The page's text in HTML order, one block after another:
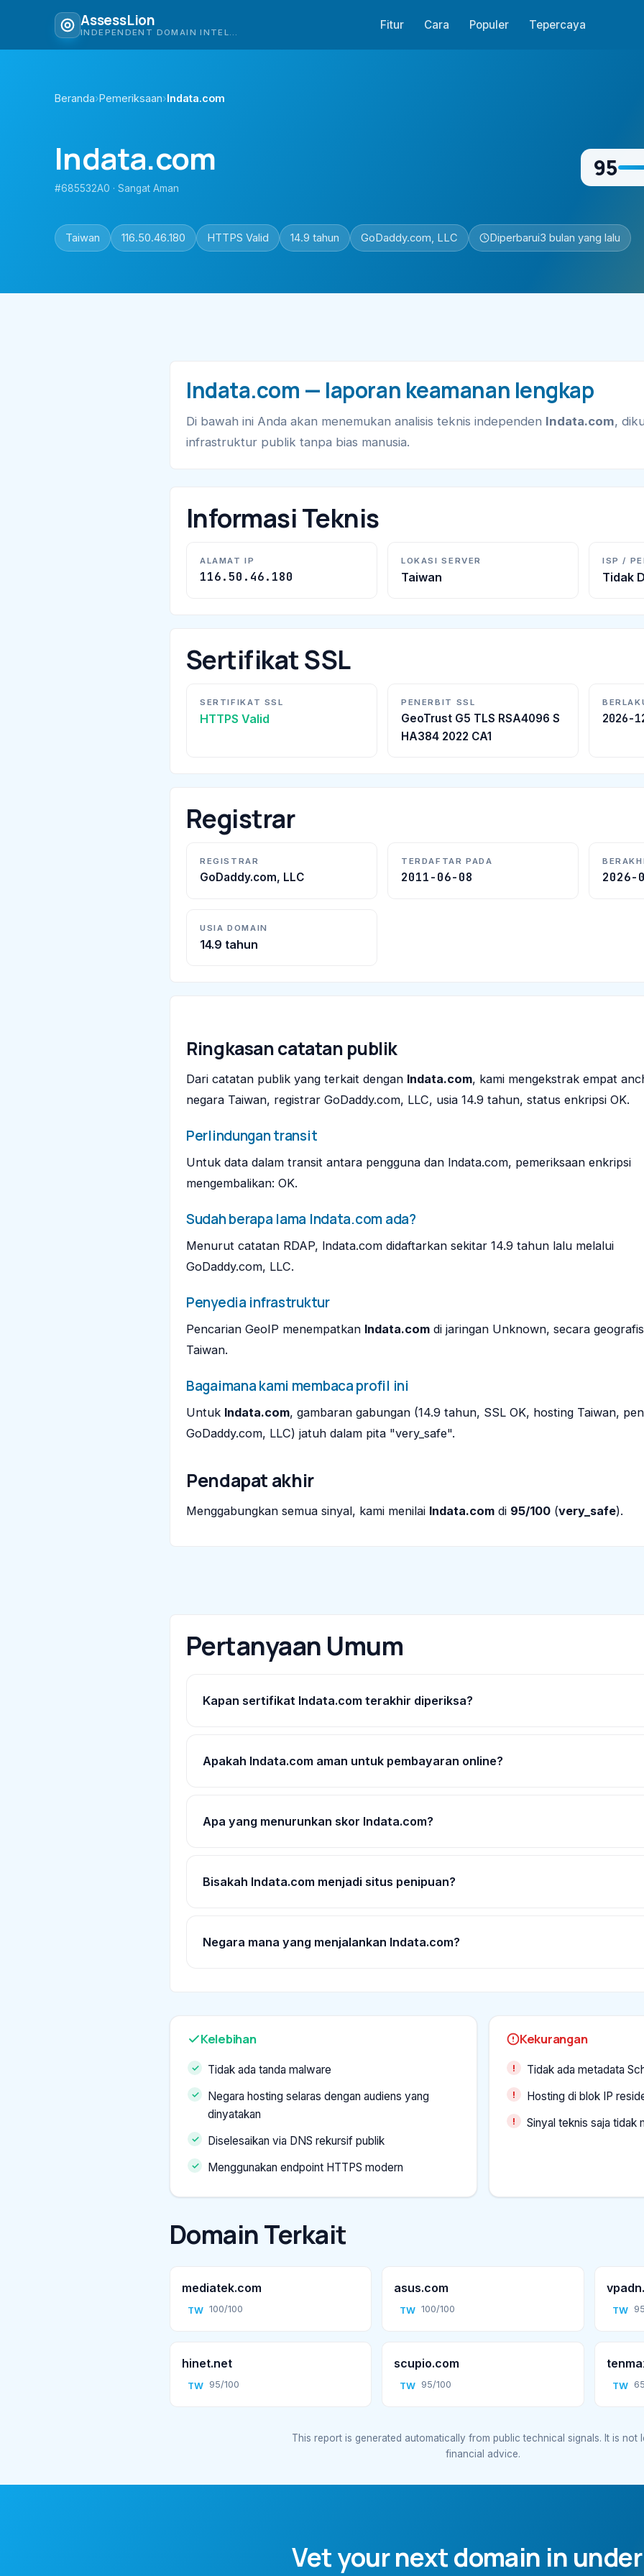
AssessLion Fitur Cara Populer Tepercaya
Beranda›Pemeriksaan›lndata.com
lndata.com
#685532A0 · Sangat Aman
95
Taiwan 116.50.46.180 HTTPS Valid 14.9 tahun GoDaddy.com, LLC Diperbarui3 bulan yang lalu
lndata.com — laporan keamanan lengkap
Di bawah ini Anda akan menemukan analisis teknis independen lndata.com,
infrastruktur publik tanpa bias manusia.
Informasi Teknis
ALAMAT IP
116.50.46.180
LOKASI SERVER
Taiwan
ISP /
Tidak
Sertifikat SSL
SERTIFIKAT SSL
HTTPS Valid
PENERBIT SSL
GeoTrust G5 TLS RSA4096 S
HA384 2022 CA1
2026-
Registrar
REGISTRAR
GoDaddy.com, LLC
TERDAFTAR PADA
2011-06-08 2026-
USIA DOMAIN
14.9 tahun
Ringkasan catatan publik
Dari catatan publik yang terkait dengan lndata.com, kami mengekstrak empat
negara Taiwan, registrar GoDaddy.com, LLC, usia 14.9 tahun, status enkripsi OK.
Perlindungan transit
Untuk data dalam transit antara pengguna dan lndata.com, pemeriksaan enkripsi
mengembalikan: OK.
Sudah berapa lama lndata.com ada?
Menurut catatan RDAP, lndata.com didaftarkan sekitar 14.9 tahun lalu melalui
GoDaddy.com, LLC.
Penyedia infrastruktur
Pencarian GeoIP menempatkan lndata.com di jaringan Unknown, secara
Taiwan.
Bagaimana kami membaca profil ini
Untuk lndata.com, gambaran gabungan (14.9 tahun, SSL OK, hosting Taiwan,
GoDaddy.com, LLC) jatuh dalam pita "very_safe".
Pendapat akhir
Menggabungkan semua sinyal, kami menilai lndata.com di 95/100 (very_safe).
Pertanyaan Umum
Kapan sertifikat lndata.com terakhir diperiksa?
Apakah lndata.com aman untuk pembayaran online?
Apa yang menurunkan skor lndata.com?
Bisakah lndata.com menjadi situs penipuan?
Negara mana yang menjalankan lndata.com?
Kelebihan
Tidak ada tanda malware
Negara hosting selaras dengan audiens yang
dinyatakan
Diselesaikan via DNS rekursif publik
Menggunakan endpoint HTTPS modern
Kekurangan
Tidak ada metadata
Hosting di blok IP
Sinyal teknis saja tidak
Domain Terkait
mediatek.com
TW 100/100
asus.com
TW 100/100 TW
hinet.net
TW 95/100
scupio.com
TW 95/100 TW
This report is generated automatically from public technical signals. It is not
financial advice.
Vet your next domain in